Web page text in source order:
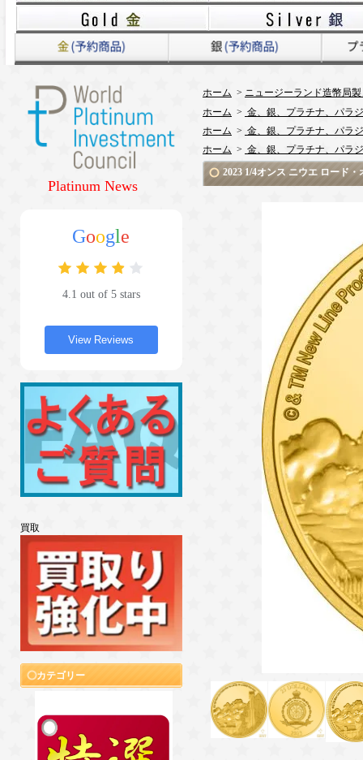
Platinum News
Google
4.1 out of 5 stars
View Reviews
買取
カテゴリー
ホーム > ニュージーランド造幣局
ホーム > 金、銀、プラチナ、パラ
ホーム > 金、銀、プラチナ、パラ
ホーム > 金、銀、プラチナ、パラ
2023 1/4オンス ニウエ ロード